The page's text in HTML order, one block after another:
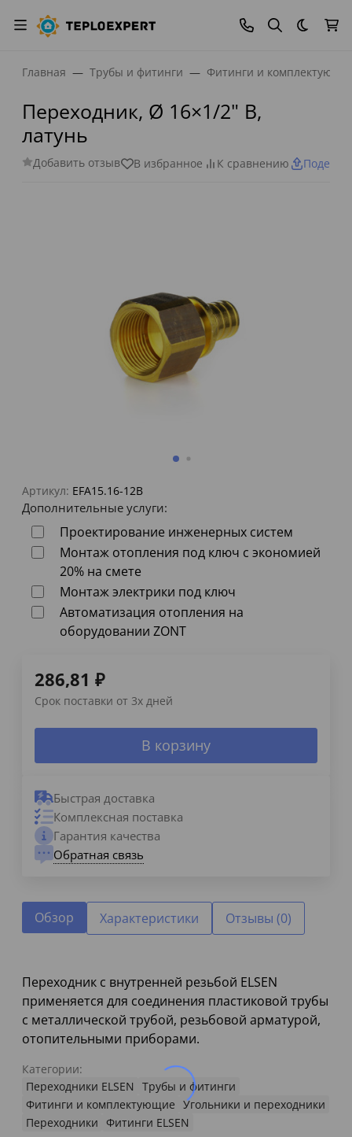
Темная
Главная Трубы и фитинги Фитинги и
Переходник, Ø 16×1/2" В,
латунь
Добавить отзыв В избранное К сравнению
Артикул: EFA15.16-12B
Дополнительные услуги:
Проектирование инженерных систем
Монтаж отопления под ключ с экономией
20% на смете
Монтаж электрики под ключ
Автоматизация отопления на
оборудовании ZONT
286,81 ₽
Срок поставки от 3х дней
В корзину
Быстрая доставка
Комплексная поставка
Гарантия качества
Обратная связь
Обзор Характеристики Отзывы (0)
Переходник с внутренней резьбой ELSEN
применяется для соединения пластиковой трубы
с металлической трубой, резьбовой арматурой,
отопительными приборами.
Категории:
Переходники ELSEN Трубы и фитинги
Фитинги и комплектующие Угольники и переходники
Переходники Фитинги ELSEN